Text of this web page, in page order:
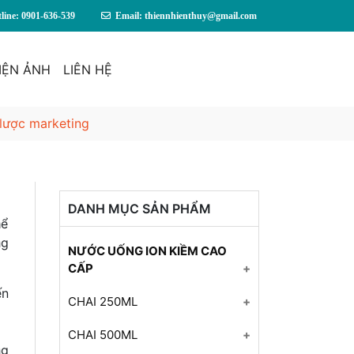
0901-636-539 Email: thiennhienthuy@gmail.com
ẢNH LIÊN HỆ
marketing
DANH MỤC SẢN PHẨM
NƯỚC UỐNG ION KIỀM CAO
CẤP
+ Mở nhóm...
CHAI 250ML
Nước ion kiềm cao cấp
CHAI 500ML